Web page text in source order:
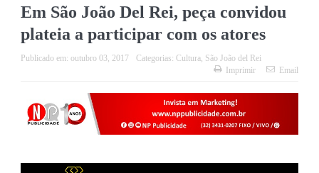
Em São João Del Rei, peça convidou
plateia a participar com os atores
Publicado em: outubro 03, 2017 Categorias: Cultura, São João del Rei
Imprimir
Email